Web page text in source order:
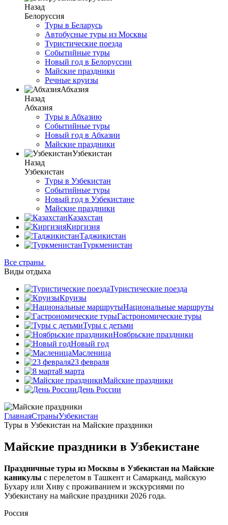
Назад
Белоруссия
Туры в Беларусь
Автобусные туры из Москвы
Туристические поезда
Событийные туры
Новый год в Белоруссии
Майские праздники
Речные круизы
Абхазия
Назад
Абхазия
Туры в Абхазию
Событийные туры
Новый год в Абхазии
Майские праздники
Узбекистан
Назад
Узбекистан
Туры в Узбекистан
Событийные туры
Новый год в Узбекистане
Майские праздники
Казахстан
Киргизия
Таджикистан
Туркменистан
Все страны
Виды отдыха
Туристические поезда
Круизы
Национальные маршруты
Гастрономические туры
Туры с детьми
Ноябрьские праздники
Новый год
Масленица
23 февраля
8 марта
Майские праздники
День России
ГлавнаяСтраныУзбекистан
Туры в Узбекистан на Майские праздники
Майские праздники в Узбекистане
Праздничные туры из Москвы в Узбекистан на Майские
каникулы с перелетом в Ташкент и Самарканд, майскую
Бухару или Хиву с проживанием и экскурсиями по
Узбекистану на майские праздники 2026 года.
Россия